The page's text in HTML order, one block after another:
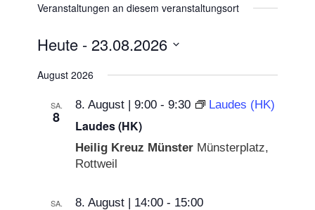
Veranstaltungen an diesem veranstaltungsort
Heute - 23.08.2026
wählen.
August 2026
SA.
8
8. August | 9:00 -9:30 Laudes (HK)
Laudes (HK)
Heilig Kreuz Münster Münsterplatz,
Rottweil
SA. 8. August | 14:00 - 15:00